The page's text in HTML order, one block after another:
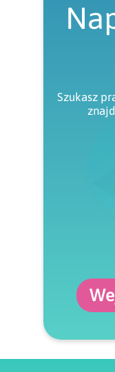
Szukasz